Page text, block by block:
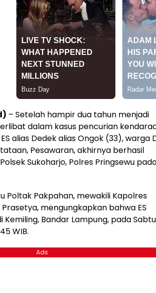
– Setelah hampir dua tahun menjadi
dalam kasus pencurian
alias Dedek alias Ongok (33), warga
Pesawaran, akhirnya berhasil
Sukoharjo, Polres Pringsewu
Poltak Pakpahan, mewakili Kapolres
Prasetya, mengungkapkan bahwa ES
Bandar Lampung, pada Sabtu
WIB.
Ads